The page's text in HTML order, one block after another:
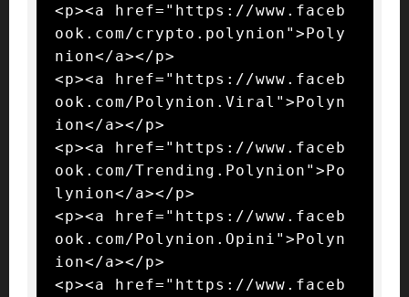
<p><a href="https://www.faceb
ook.com/crypto.polynion">Poly
nion</a></p>
<p><a href="https://www.faceb
ook.com/Polynion.Viral">Polyn
ion</a></p>
<p><a href="https://www.faceb
ook.com/Trending.Polynion">Po
lynion</a></p>
<p><a href="https://www.faceb
ook.com/Polynion.Opini">Polyn
ion</a></p>
<p><a href="https://www.faceb